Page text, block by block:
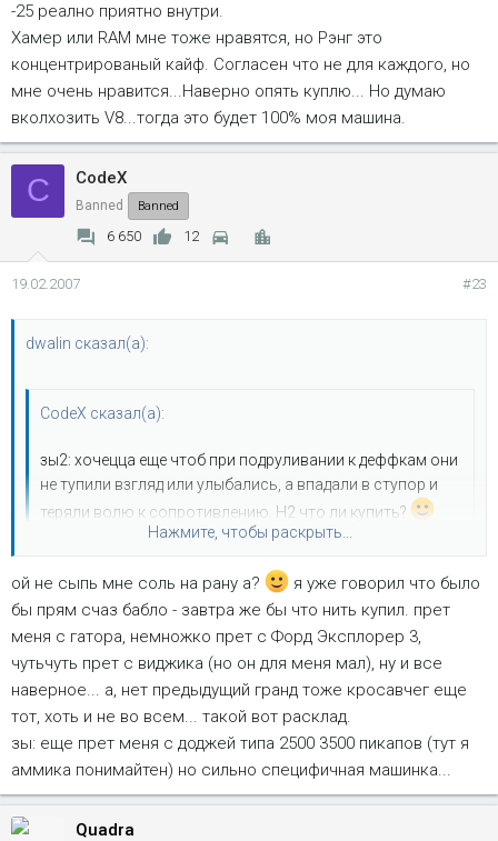
-25 реално приятно внутри.
Хамер или RAM мне тоже нравятся, но Рэнг это
концентрированый кайф. Согласен что не для каждого, но
мне очень нравится...Наверно опять куплю... Но думаю
вколхозить V8...тогда это будет 100% моя машина.
C CodeX
Banned Banned
6 650 12
19.02.2007 #23
dwalin сказал(а):
CodeX сказал(а):
зы2: хочецца еще чтоб при подруливании к деффкам они
не тупили взгляд или улыбались, а впадали в ступор и
теряли волю к сопротивлению. H2 что ли купить?
Нажмите, чтобы раскрыть...
Нажмите, чтобы раскрыть...
ой не сыпь мне соль на рану а?
я уже говорил что было
бы прям счаз бабло - завтра же бы что нить купил. прет
меня с гатора, немножко прет с Форд Эксплорер 3,
чутьчуть прет с виджика (но он для меня мал), ну и все
наверное... а, нет предыдущий гранд тоже кросавчег еще
тот, хоть и не во всем... такой вот расклад.
зы: еще прет меня с доджей типа 2500 3500 пикапов (тут я
аммика понимайтен) но сильно специфичная машинка...
Quadra